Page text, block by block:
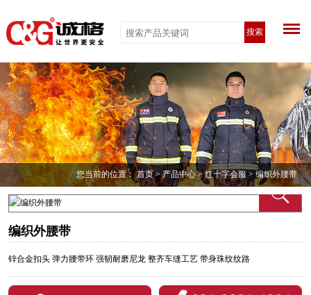
搜索
您当前的位置：首页>产品中心>红十字会服 > 编织外腰带
编织外腰带
锌合金扣头 弹力腰带环 强韧耐磨尼龙 整齐车缝工艺 带身珠纹纹路